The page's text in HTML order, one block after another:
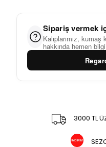
Sipariş vermek
Kalıplarımız,
hakkında hemen
3000 TL